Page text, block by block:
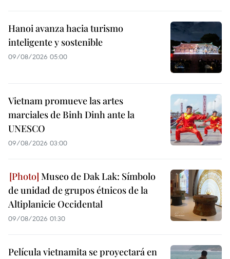
Hanoi avanza hacia turismo
inteligente y sostenible
09/08/2026 05:00
Vietnam promueve las artes
marciales de Binh Dinh ante la
UNESCO
09/08/2026 03:00
Museo de Dak Lak: Símbolo
de unidad de grupos étnicos de la
Altiplanicie Occidental
09/08/2026 01:30
Película vietnamita se proyectará en